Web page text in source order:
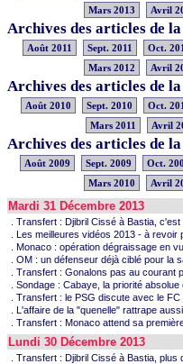
Mars 2013
Avril
Archives des articles de
Août 2011 Sept. 2011 Oct.
Mars 2012
Avril
Archives des articles de
Août 2010 Sept. 2010 Oct.
Mars 2011
Avril
Archives des articles de
Août 2009 Sept. 2009 Oct.
Mars 2010
Avril
Mardi 31 Décembre 2013
. Transfert : Djibril Cissé à Bastia, c'est
. Les meilleures vidéos 2013 - à
. Monaco : opération dégraissage en
. OM : un défenseur déjà ciblé pour la
. Transfert : Gonalons pas au courant
. Sondage : Cabaye, la priorité
. Transfert : le PSG discute avec le
. L'affaire de la "quenelle" rattrape
. Transfert : Monaco attend sa
Lundi 30 Décembre 2013
. Transfert : Djibril Cissé à Bastia,